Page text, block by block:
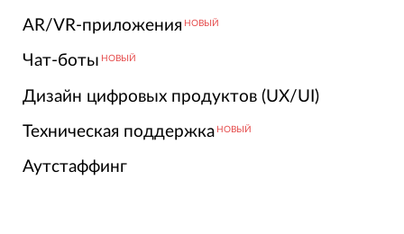
AR/VR-приложения НОВЫЙ
Чат-боты НОВЫЙ
Дизайн цифровых продуктов (UX/UI)
Техническая поддержка НОВЫЙ
Аутстаффинг